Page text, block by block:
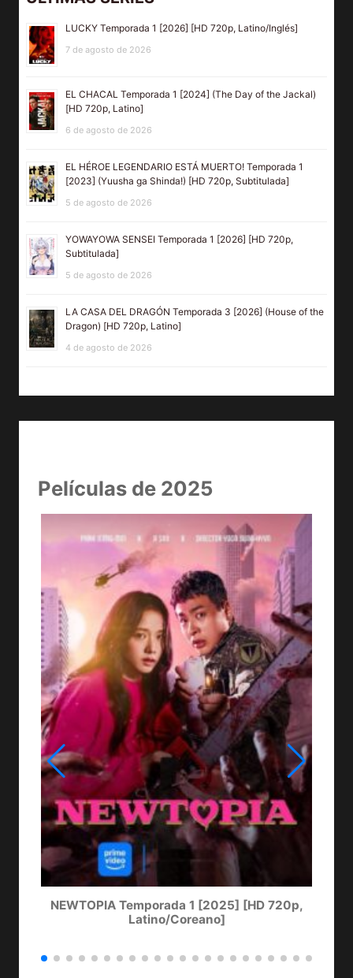
LUCKY Temporada 1 [2026] [HD 720p, Latino/Inglés]
7 de agosto de 2026
EL CHACAL Temporada 1 [2024] (The Day of the Jackal)
[HD 720p, Latino]
6 de agosto de 2026
EL HÉROE LEGENDARIO ESTÁ MUERTO! Temporada 1
[2023] (Yuusha ga Shinda!) [HD 720p, Subtitulada]
5 de agosto de 2026
YOWAYOWA SENSEI Temporada 1 [2026] [HD 720p,
Subtitulada]
5 de agosto de 2026
LA CASA DEL DRAGÓN Temporada 3 [2026] (House of the
Dragon) [HD 720p, Latino]
4 de agosto de 2026
Películas de 2025
NEWTOPIA Temporada 1 [2025] [HD 720p,
Latino/Coreano]